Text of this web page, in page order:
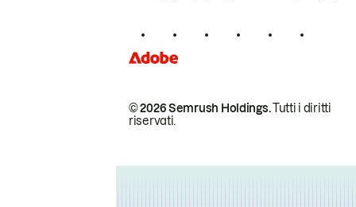
© 2026 Semrush Holdings.Tutti i diritti
riservati.